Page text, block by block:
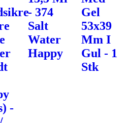
-
- 374
Salt
Water
Happy
Gel
53x39
Mm I
Gul - 1
Stk